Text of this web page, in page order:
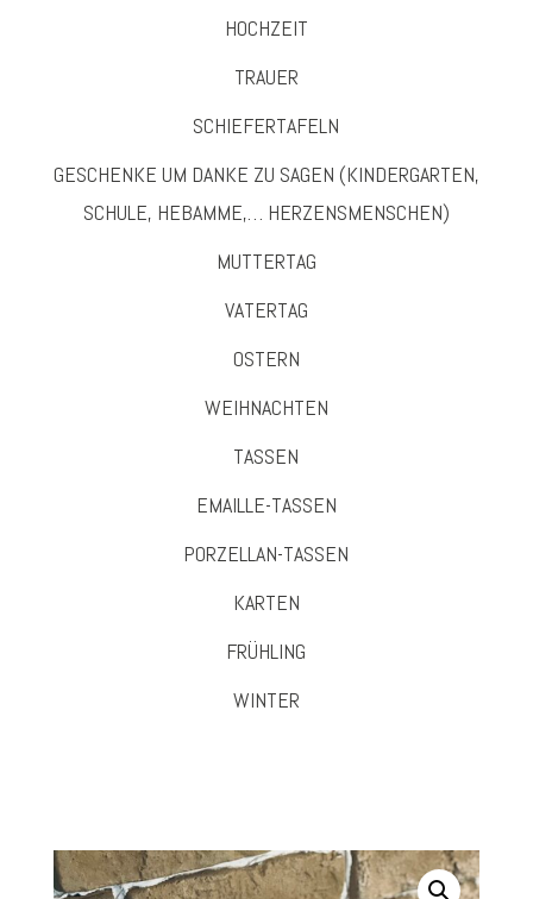
HOCHZEIT
TRAUER
SCHIEFERTAFELN
GESCHENKE UM DANKE ZU SAGEN (KINDERGARTEN,
SCHULE, HEBAMME,… HERZENSMENSCHEN)
MUTTERTAG
VATERTAG
OSTERN
WEIHNACHTEN
TASSEN
EMAILLE-TASSEN
PORZELLAN-TASSEN
KARTEN
FRÜHLING
WINTER